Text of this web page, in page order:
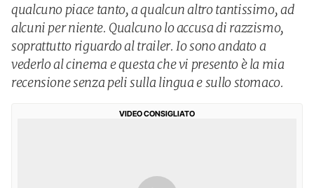
qualcuno piace tanto, a qualcun altro tantissimo, ad
alcuni per niente. Qualcuno lo accusa di razzismo,
soprattutto riguardo al trailer. Io sono andato a
vederlo al cinema e questa che vi presento è la mia
recensione senza peli sulla lingua e sullo stomaco.
VIDEO CONSIGLIATO